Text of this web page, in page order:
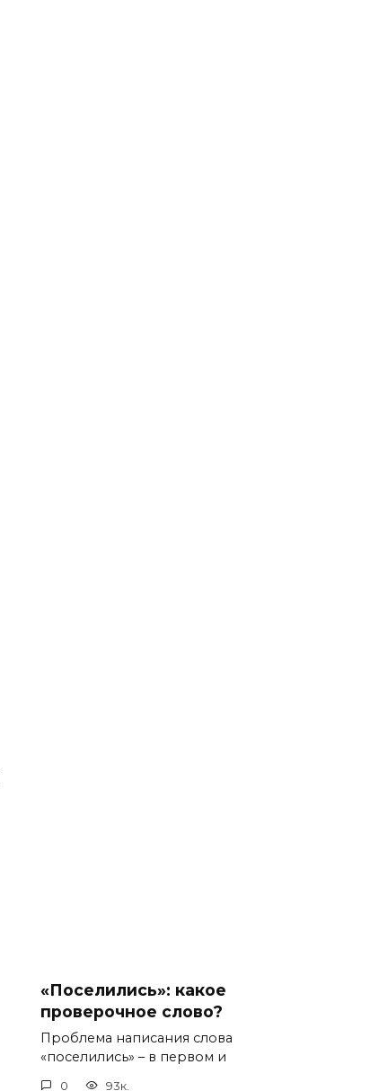
«Поселились»: какое
проверочное слово?
Проблема написания слова
«поселились» – в первом и
0 93к.